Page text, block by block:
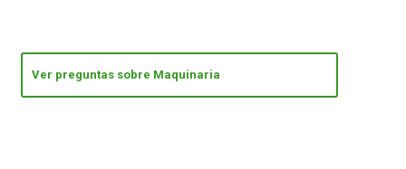
Ver preguntas sobre Maquinaria